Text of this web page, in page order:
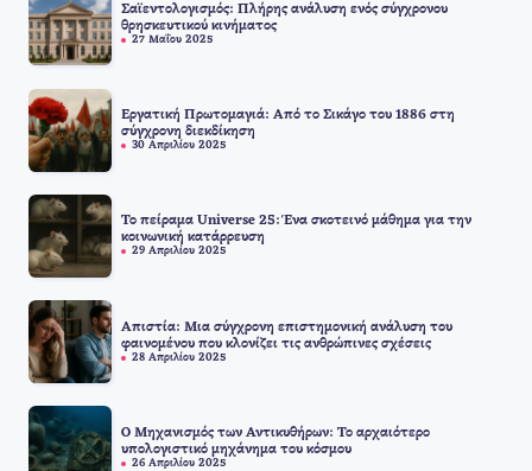
Σαϊεντολογισμός: Πλήρης ανάλυση ενός σύγχρονου
θρησκευτικού κινήματος
27 Μαΐου 2025
Εργατική Πρωτομαγιά: Από το Σικάγο του 1886 στη
σύγχρονη διεκδίκηση
30 Απριλίου 2025
Το πείραμα Universe 25: Ένα σκοτεινό μάθημα για την
κοινωνική κατάρρευση
29 Απριλίου 2025
Απιστία: Μια σύγχρονη επιστημονική ανάλυση του
φαινομένου που κλονίζει τις ανθρώπινες σχέσεις
28 Απριλίου 2025
Ο Μηχανισμός των Αντικυθήρων: Το αρχαιότερο
υπολογιστικό μηχάνημα του κόσμου
26 Απριλίου 2025